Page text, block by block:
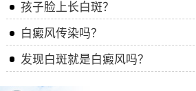
孩子脸上长白斑？
白癜风传染吗？
发现白斑就是白癜风吗？